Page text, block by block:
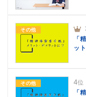
その他
「
ッ
その他 4位
「